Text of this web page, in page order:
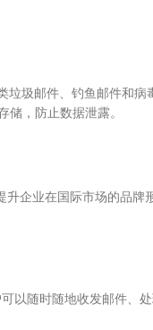
垃圾邮件、钓鱼邮件和病
储，防止数据泄露。
企业在国际市场的品牌
以随时随地收发邮件、